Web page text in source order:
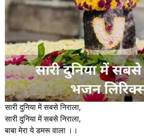
सारी दुनिया में सबसे निराला,
सारी दुनिया में सबसे निराला,
बाबा मेरा ये डमरू वाला ।।